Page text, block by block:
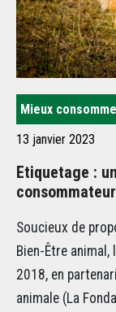
Mieux
13 janvier 2023
Etiquetage :
Soucieux de
Bien-Être
2018, en
animale (La